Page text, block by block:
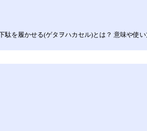
を履かせる(ゲタヲハカセル)とは？ 意味や使い